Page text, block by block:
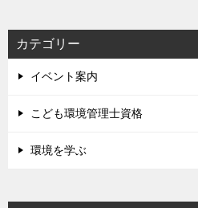
カテゴリー
イベント案内
こども環境管理士資格
環境を学ぶ